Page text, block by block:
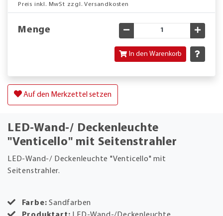
Preis inkl. MwSt zzgl. Versandkosten
Menge Gewünschte Menge
In den Warenkorb
Auf den Merkzettel setzen
LED-Wand-/ Deckenleuchte
"Venticello" mit Seitenstrahler
LED-Wand-/ Deckenleuchte "Venticello" mit
Seitenstrahler.
Farbe: Sandfarben